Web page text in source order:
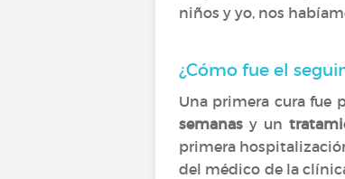
niños y yo, nos
¿Cómo fue el
Una primera cura fue
semanas y un
primera
del médico de la